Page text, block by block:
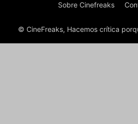
Sobre Cinefreaks
© CineFreaks, Hacemos crítica